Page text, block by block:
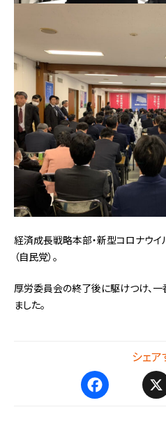
経済成長戦略本部・新型コロナウ
（自民党）。
厚労委員会の終了後に駆けつけ、
ました。
シェア